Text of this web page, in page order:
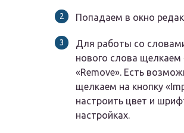
Попадаем в окно
Для работы со
нового слова
«Remove». Есть
щелкаем на кнопку
настроить цвет и
настройках.